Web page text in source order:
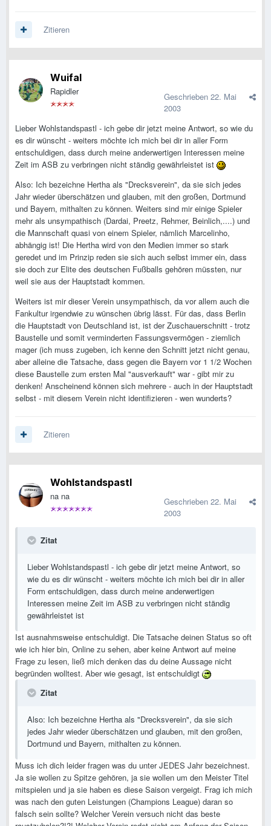
Zitieren
Wuifal
Rapidler Geschrieben 22. Mai
2003
Lieber Wohlstandspastl - ich gebe dir jetzt meine Antwort, so wie du
es dir wünscht - weiters möchte ich mich bei dir in aller Form
entschuldigen, dass durch meine anderwertigen Interessen meine
Zeit im ASB zu verbringen nicht ständig gewährleistet ist
Also: Ich bezeichne Hertha als "Drecksverein", da sie sich jedes
Jahr wieder überschätzen und glauben, mit den großen, Dortmund
und Bayern, mithalten zu können. Weiters sind mir einige Spieler
mehr als unsympathisch (Dardai, Preetz, Rehmer, Beinlich,....) und
die Mannschaft quasi von einem Spieler, nämlich Marcelinho,
abhängig ist! Die Hertha wird von den Medien immer so stark
geredet und im Prinzip reden sie sich auch selbst immer ein, dass
sie doch zur Elite des deutschen Fußballs gehören müssten, nur
weil sie aus der Hauptstadt kommen.
Weiters ist mir dieser Verein unsympathisch, da vor allem auch die
Fankultur irgendwie zu wünschen übrig lässt. Für das, dass Berlin
die Hauptstadt von Deutschland ist, ist der Zuschauerschnitt - trotz
Baustelle und somit verminderten Fassungsvermögen - ziemlich
mager (ich muss zugeben, ich kenne den Schnitt jetzt nicht genau,
aber alleine die Tatsache, dass gegen die Bayern vor 1 1/2 Wochen
diese Baustelle zum ersten Mal "ausverkauft" war - gibt mir zu
denken! Anscheinend können sich mehrere - auch in der Hauptstadt
selbst - mit diesem Verein nicht identifizieren - wen wunderts?
Zitieren
Wohlstandspastl
na na Geschrieben 22. Mai
2003
Zitat
Lieber Wohlstandspastl - ich gebe dir jetzt meine Antwort, so
wie du es dir wünscht - weiters möchte ich mich bei dir in aller
Form entschuldigen, dass durch meine anderwertigen
Interessen meine Zeit im ASB zu verbringen nicht ständig
gewährleistet ist
Ist ausnahmsweise entschuldigt. Die Tatsache deinen Status so oft
wie ich hier bin, Online zu sehen, aber keine Antwort auf meine
Frage zu lesen, ließ mich denken das du deine Aussage nicht
begründen wolltest. Aber wie gesagt, ist entschuldigt
Zitat
Also: Ich bezeichne Hertha als "Drecksverein", da sie sich
jedes Jahr wieder überschätzen und glauben, mit den großen,
Dortmund und Bayern, mithalten zu können.
Muss ich dich leider fragen was du unter JEDES Jahr bezeichnest.
Ja sie wollen zu Spitze gehören, ja sie wollen um den Meister Titel
mitspielen und ja sie haben es diese Saison vergeigt. Frag ich mich
was nach den guten Leistungen (Champions League) daran so
falsch sein sollte? Welcher Verein versuch nicht das beste